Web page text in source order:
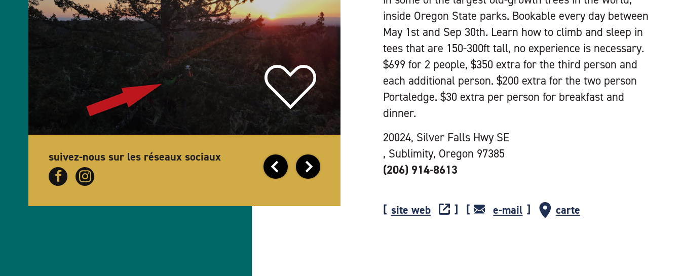
inside Oregon State parks. Bookable every day between
May 1st and Sep 30th. Learn how to climb and sleep in
tees that are 150-300ft tall, no experience is necessary.
$699 for 2 people, $350 extra for the third person and
each additional person. $200 extra for the two person
Portaledge. $30 extra per person for breakfast and
dinner.
20024, Silver Falls Hwy SE
, Sublimity, Oregon 97385
(206) 914-8613
site web e-mail carte
suivez-nous sur les réseaux sociaux